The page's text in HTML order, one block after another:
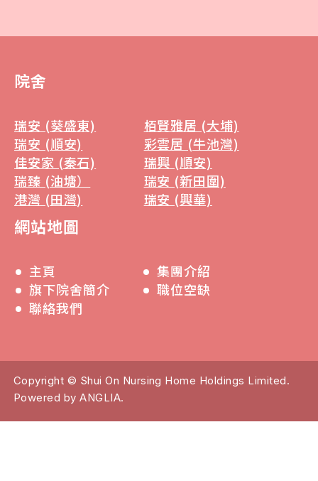
院舍
瑞安 (葵盛東)
栢賢雅居 (大埔)
瑞安 (順安)
彩雲居 (牛池灣)
佳安家 (秦石)
瑞興 (順安)
瑞臻 (油塘）
瑞安 (新田圍)
港灣 (田灣)
瑞安 (興華)
網站地圖
主頁
集團介紹
旗下院舍簡介
職位空缺
聯絡我們
Copyright © Shui On Nursing Home Holdings Limited.
Powered byANGLIA.